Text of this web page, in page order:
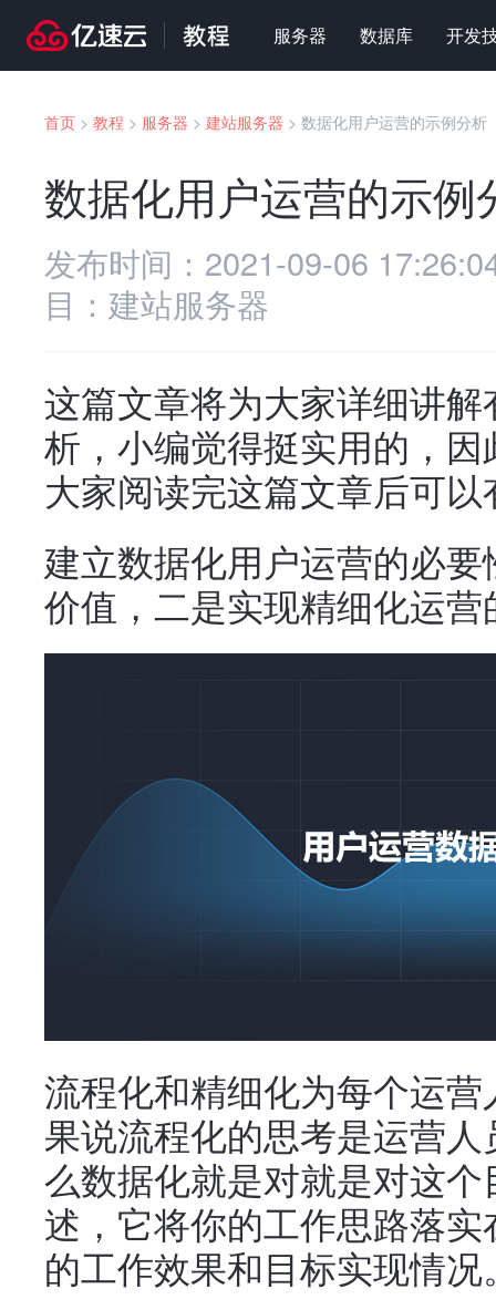
服务器 数据库 开发
首页 > 教程 > 服务器 > 建站服务器 > 数据化用户运营的示例分析
数据化用户运营的示例
发布时间： 2021-09-06
目： 建站服务器
这篇文章将为大家详细讲
析，小编觉得挺实用的，
大家阅读完这篇文章后可
建立数据化用户运营的必
价值，二是实现精细化运营
流程化和精细化为每个运
果说流程化的思考是运营
么数据化就是对就是对这
述，它将你的工作思路落
的工作效果和目标实现情况